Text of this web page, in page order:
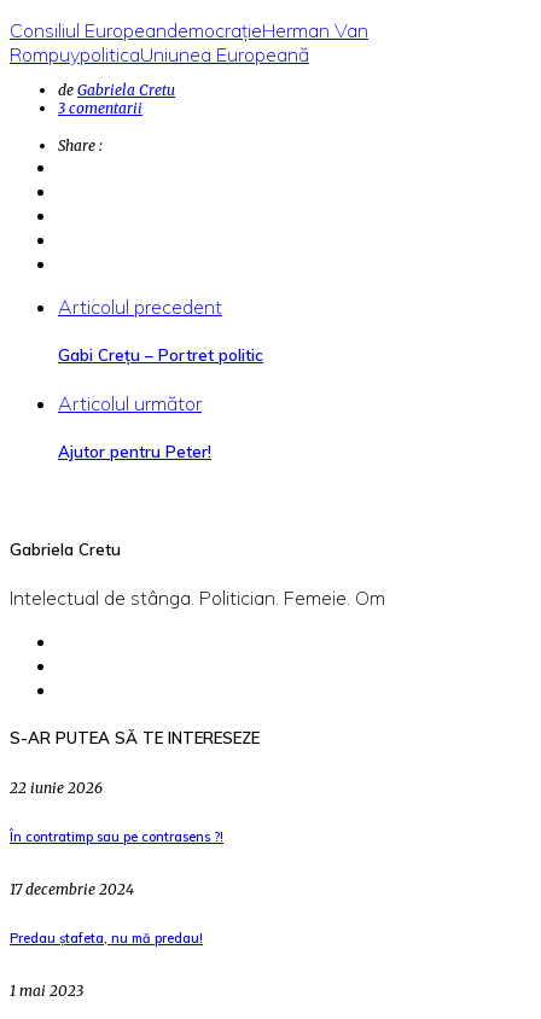
Consiliul EuropeandemocrațieHerman Van
RompuypoliticaUniunea Europeană
de Gabriela Cretu
3 comentarii
Share :
Articolul precedent
Gabi Creţu – Portret politic
Articolul următor
Ajutor pentru Peter!
Gabriela Cretu
Intelectual de stânga. Politician. Femeie. Om
S-AR PUTEA SĂ TE INTERESEZE
22 iunie 2026
În contratimp sau pe contrasens ?!
17 decembrie 2024
Predau ștafeta, nu mă predau!
1 mai 2023